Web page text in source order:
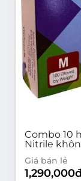
Combo 10
Nitrile
Giá bán lẻ
1,290,000